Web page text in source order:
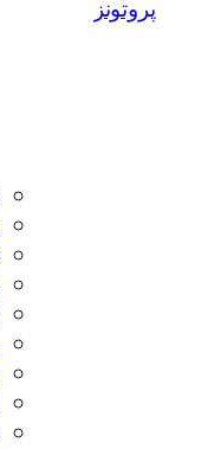
پروتونز